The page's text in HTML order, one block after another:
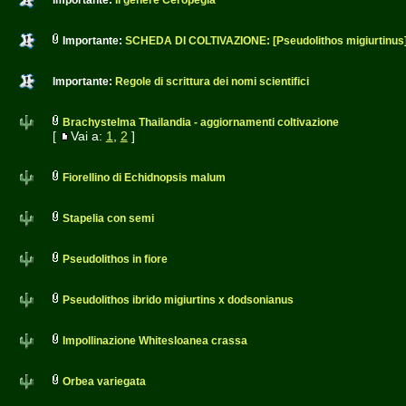
Importante: SCHEDA DI COLTIVAZIONE: [Pseudolithos
Importante: Regole di scrittura dei nomi scientifici
Brachystelma Thailandia - aggiornamenti coltivazione
[ Vai a: 1 2 ]
Fiorellino di Echidnopsis malum
Stapelia con semi
Pseudolithos in fiore
Pseudolithos ibrido migiurtins x dodsonianus
Impollinazione Whitesloanea crassa
Orbea variegata